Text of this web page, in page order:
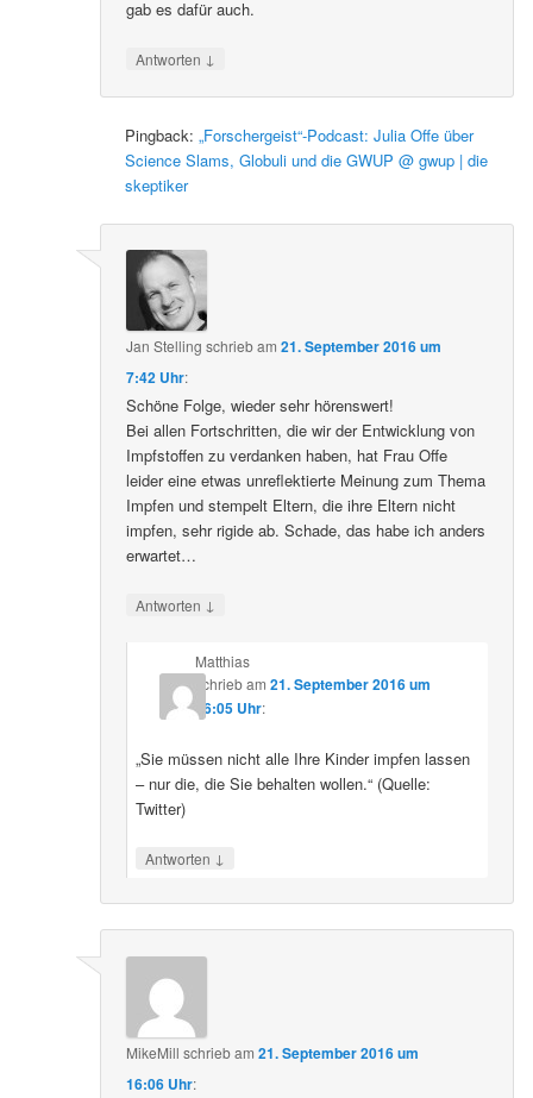
gab es dafür auch.
Antworten ↓
Pingback:„Forschergeist“-Podcast: Julia Offe über
Science Slams, Globuli und die GWUP @ gwup | die
skeptiker
Jan Stelling schriebam21. September 2016 um
7:42 Uhr:
Schöne Folge, wieder sehr hörenswert!
Bei allen Fortschritten, die wir der Entwicklung von
Impfstoffen zu verdanken haben, hat Frau Offe
leider eine etwas unreflektierte Meinung zum Thema
Impfen und stempelt Eltern, die ihre Eltern nicht
impfen, sehr rigide ab. Schade, das habe ich anders
erwartet…
Antworten ↓
Matthias
schriebam 21. September 2016 um
16:05 Uhr:
„Sie müssen nicht alle Ihre Kinder impfen lassen
– nur die, die Sie behalten wollen.“ (Quelle:
Twitter)
Antworten ↓
MikeMill schriebam21. September 2016 um
16:06 Uhr: